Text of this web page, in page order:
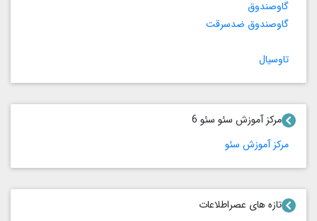
گاوصندوق
گاوصندوق ضدسرقت
تاوسیال
مرکز آموزش سئو سئو 6
مرکز آموزش سئو
تازه های عصراطلاعات